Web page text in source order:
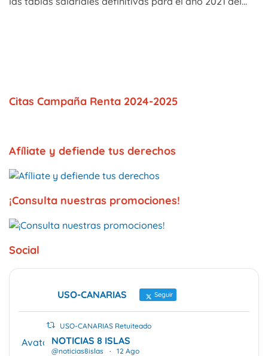
Citas Campaña Renta 2024-2025
Afíliate y defiende tus derechos
¡Consulta nuestras promociones!
Social
USO-CANARIAS Seguir
USO-CANARIAS Retuiteado
Avatar NOTICIAS 8 ISLAS
@noticias8islas · 12 Ago